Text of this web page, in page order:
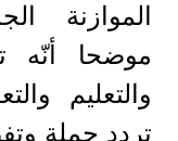
موضحا أنّه
والتعليم
تردد جملة